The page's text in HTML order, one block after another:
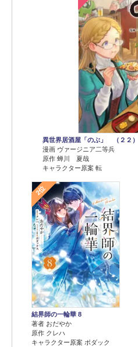
異世界居酒屋「のぶ」 （２２）
漫画 ヴァージニア二等兵
原作 蝉川 夏哉
キャラクター原案 転
2位
結界師の一輪華 8
著者 おだやか
原作 クレハ
キャラクター原案 ボダック